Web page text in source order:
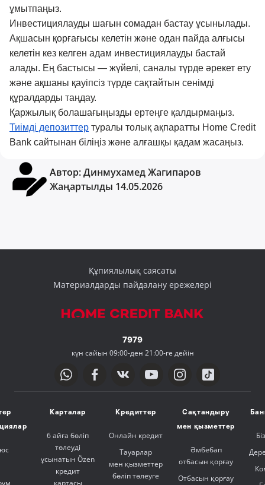
ұмытпаңыз.
Инвестициялауды шағын сомадан бастау ұсынылады.
Ақшасын қорғағысы келетін және одан пайда алғысы
келетін кез келген адам инвестициялауды бастай
алады. Ең бастысы — жүйелі, саналы түрде әрекет ету
және ақшаны қауіпсіз түрде сақтайтын сенімді
құралдарды таңдау.
Қаржылық болашағыңызды ертеңге қалдырмаңыз.
Тиімді депозиттер туралы толық ақпаратты Home Credit
Bank сайтынан біліңіз және алғашқы қадам жасаңыз.
Автор:Динмухамед Жагипаров
Жаңартылды 14.05.2026
Құпиялылық саясаты
Материалдарды пайдалану ережелері
7979
күн сайын 09:00-ден 21:00-ге дейін
Карталар
6 айға бөліп
төлеуді
ұсынатын Özen
кредит
Кредиттер
Онлайн кредит
Тауарлар
мен қызметтер
бөліп төлеуге
Сақтандыру
мен қызметтер
Әмбебап
отбасын қорғау
Отбасын қорғау